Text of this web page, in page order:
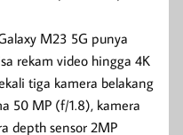
M23 5G punya
rekam video hingga 4K
tiga kamera belakang
50 MP (f/1.8), kamera
depth sensor 2MP